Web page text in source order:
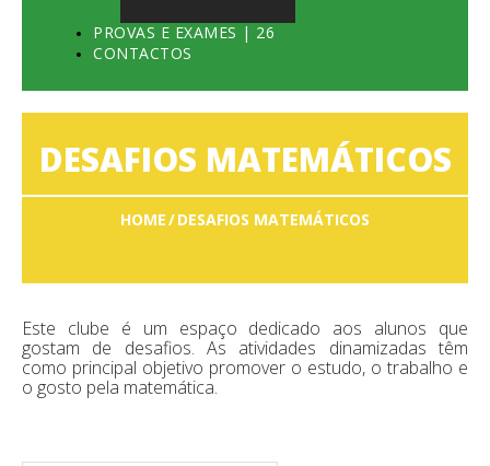
PROVAS E EXAMES | 26
CONTACTOS
DESAFIOS MATEMÁTICOS
HOME DESAFIOS MATEMÁTICOS
Este clube é um espaço dedicado aos alunos que
gostam de desafios. As atividades dinamizadas têm
como principal objetivo promover o estudo, o trabalho e
o gosto pela matemática.